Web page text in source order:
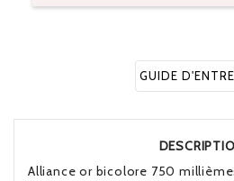
GUIDE
Alliance or bicolore 750